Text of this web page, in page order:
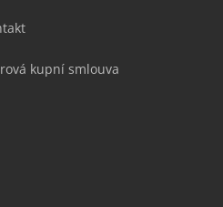
kupní smlouva